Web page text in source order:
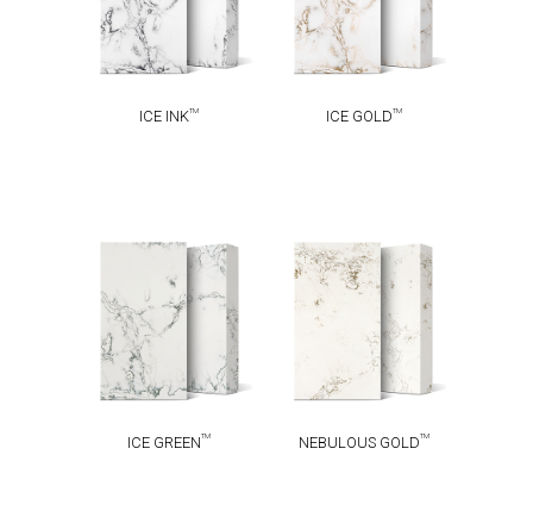
ICE INKTM ICE GOLDTM
ICE GREEN TM
ICE GREEN TM
NEBULOUS
GOLD
NEBULOUS GOLDTM